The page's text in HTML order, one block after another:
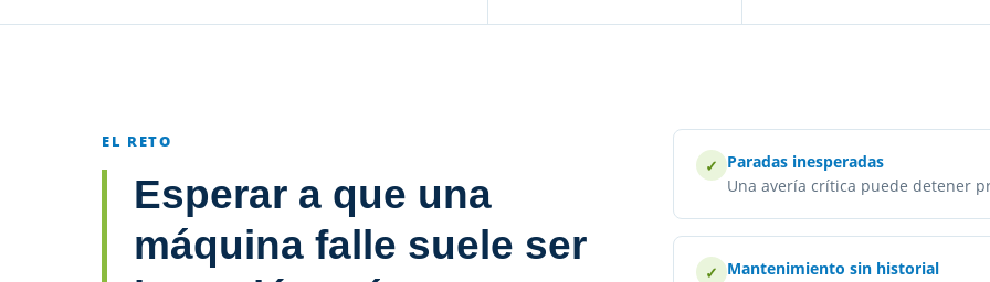
EL RETO
Esperar a que una
máquina falle suele ser
Paradas inesperadas
Una avería crítica puede detener
Mantenimiento sin historial